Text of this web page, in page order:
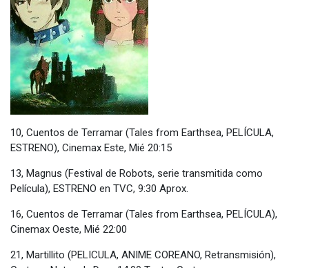
10, Cuentos de Terramar (Tales from Earthsea, PELÍCULA,
ESTRENO), Cinemax Este, Mié 20:15
13, Magnus (Festival de Robots, serie transmitida como
Película), ESTRENO en TVC, 9:30 Aprox.
16, Cuentos de Terramar (Tales from Earthsea, PELÍCULA),
Cinemax Oeste, Mié 22:00
21, Martillito (PELICULA, ANIME COREANO, Retransmisión),